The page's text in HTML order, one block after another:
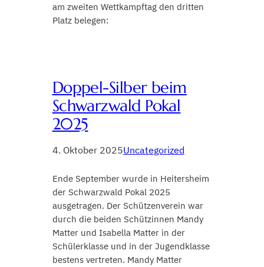
am zweiten Wettkampftag den dritten
Platz belegen:
Doppel-Silber beim
Schwarzwald Pokal
2025
4. Oktober 2025Uncategorized
Ende September wurde in Heitersheim
der Schwarzwald Pokal 2025
ausgetragen. Der Schützenverein war
durch die beiden Schützinnen Mandy
Matter und Isabella Matter in der
Schülerklasse und in der Jugendklasse
bestens vertreten. Mandy Matter